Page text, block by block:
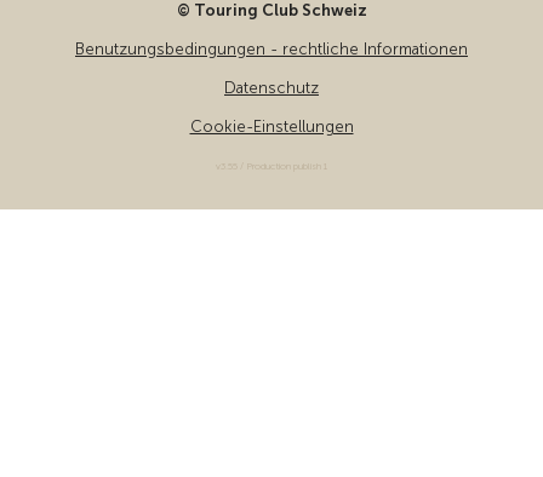
© Touring Club Schweiz
Benutzungsbedingungen - rechtliche Informationen
Datenschutz
Cookie-Einstellungen
v3.55 / Production publish 1